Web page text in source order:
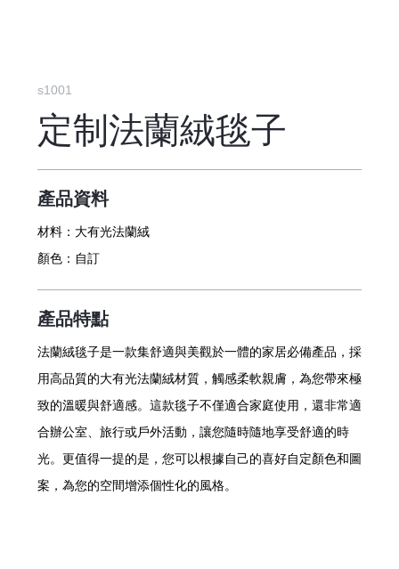
s1001
定制法蘭絨毯子
產品資料
材料： 大有光法蘭絨
顏色： 自訂
產品特點
法蘭絨毯子是一款集舒適與美觀於一體的家居必備產品，採
用高品質的大有光法蘭絨材質，觸感柔軟親膚，為您帶來極
致的溫暖與舒適感。這款毯子不僅適合家庭使用，還非常適
合辦公室、旅行或戶外活動，讓您隨時隨地享受舒適的時
光。更值得一提的是，您可以根據自己的喜好自定顏色和圖
案，為您的空間增添個性化的風格。